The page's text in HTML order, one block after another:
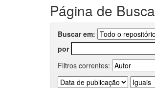
Página de Busca
Buscar em:
por
Filtros correntes: